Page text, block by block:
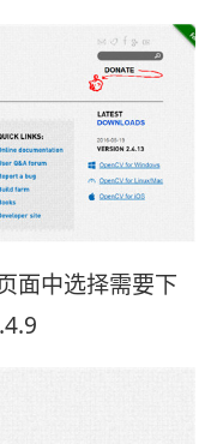
面中选择需要下